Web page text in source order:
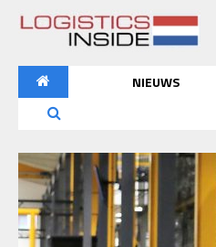
NIEUWS